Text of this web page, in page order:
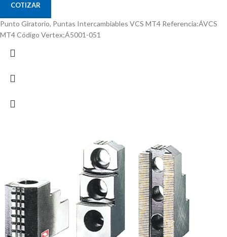
COTIZAR
Punto Giratorio, Puntas Intercambiables VCS MT4 Referencia:ÁVCS
MT4 Código Vertex;Á5001-051